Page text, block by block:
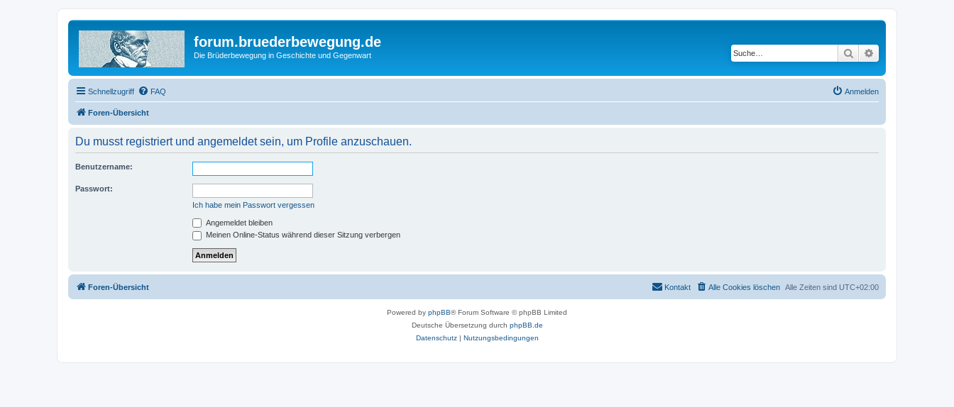
forum.bruederbewegung.de
Die Brüderbewegung in Geschichte und Gegenwart Suche
Schnellzugriff FAQ Anmelden
Foren-Übersicht
Du musst registriert und angemeldet sein, um Profile anzuschauen.
Benutzername:
Passwort:
Ich habe mein Passwort vergessen
Angemeldet bleiben
Meinen Online-Status während dieser Sitzung verbergen
Foren-Übersicht Alle Zeiten sind UTC+02:00
Alle Cookies löschen
Kontakt
Powered by phpBB® Forum Software © phpBB Limited
Deutsche Übersetzung durch phpBB.de
Datenschutz| Nutzungsbedingungen